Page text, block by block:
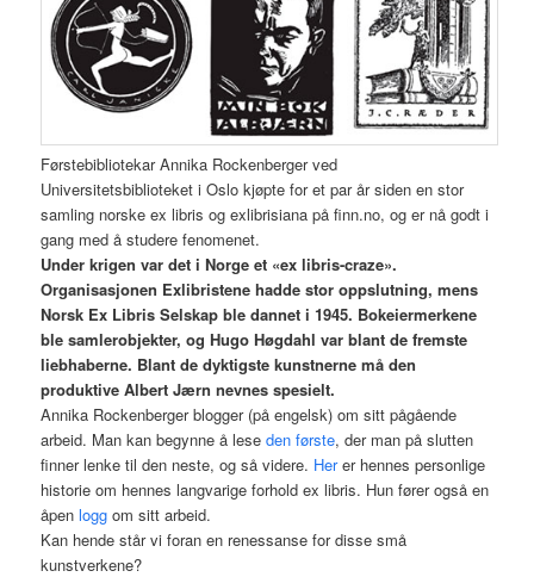
Førstebibliotekar Annika Rockenberger ved
Universitetsbiblioteket i Oslo kjøpte for et par år siden en stor
samling norske ex libris og exlibrisiana på finn.no, og er nå godt i
gang med å studere fenomenet.
Under krigen var det i Norge et «ex libris-craze».
Organisasjonen Exlibristene hadde stor oppslutning, mens
Norsk Ex Libris Selskap ble dannet i 1945. Bokeiermerkene
ble samlerobjekter, og Hugo Høgdahl var blant de fremste
liebhaberne. Blant de dyktigste kunstnerne må den
produktive Albert Jærn nevnes spesielt.
Annika Rockenberger blogger (på engelsk) om sitt pågående
arbeid. Man kan begynne å leseden første, der man på slutten
finner lenke til den neste, og så videre. Herer hennes personlige
historie om hennes langvarige forhold ex libris. Hun fører også en
åpenlogg om sitt arbeid.
Kan hende står vi foran en renessanse for disse små
kunstverkene?